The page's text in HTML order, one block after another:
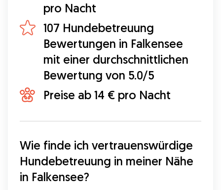
pro Nacht
107 Hundebetreuung
Bewertungen in Falkensee
mit einer durchschnittlichen
Bewertung von 5.0/5
Preise ab 14 € pro Nacht
Wie finde ich vertrauenswürdige
Hundebetreuung in meiner Nähe
in Falkensee?